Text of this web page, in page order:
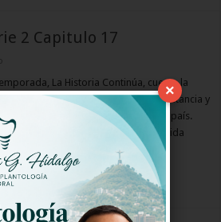
2 Capitulo 17
La Historia Continúa, cuenta la
deportistas que gracias a su constancia y
en los verdaderos héroes de un país.
esta producción nos muestra la vida
×